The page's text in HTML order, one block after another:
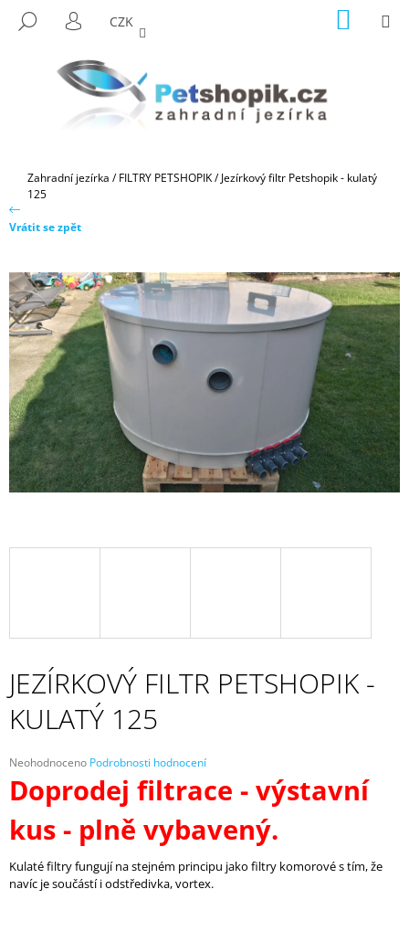
HLEDAT
PŘIHLÁŠENÍ
CZK KOŠÍK
Domů
Zahradní jezírka / FILTRY PETSHOPIK/ Jezírkový filtr Petshopik - kulatý
125
Vrátit se zpět
JEZÍRKOVÝ FILTR PETSHOPIK -
KULATÝ 125
Průměrné
hodnocení
produktu
0,0
z
5
hvězdiček.
Neohodnoceno Podrobnosti hodnocení
Doprodej filtrace - výstavní
kus - plně vybavený.
Kulaté filtry fungují na stejném principu jako filtry komorové s tím, že
navíc je součástí i odstředivka, vortex.
O
T
Ř
B
U
J
E
T
E
N
A
J
Í
D
O
P
R
U
Č
J
M
E